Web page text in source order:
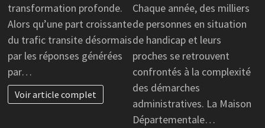
transformation profonde.
Alors qu’une part croissante
du trafic transite désormais
par les réponses générées
par…
Voir article complet
Chaque année, des milliers
de personnes en situation
de handicap et leurs
proches se retrouvent
confrontés à la complexité
des démarches
administratives. La Maison
Départementale…